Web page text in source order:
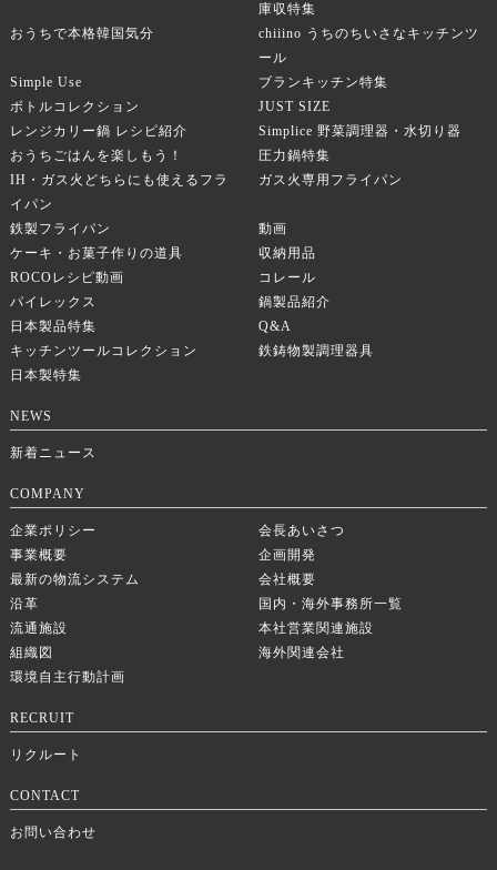
庫収特集
おうちで本格韓国気分
chiiino うちのちいさなキッチンツ
ール
Simple Use
ブランキッチン特集
ボトルコレクション
JUST SIZE
レンジカリー鍋 レシピ紹介
Simplice 野菜調理器・水切り器
おうちごはんを楽しもう！
圧力鍋特集
IH・ガス火どちらにも使えるフラ
イパン
ガス火専用フライパン
鉄製フライパン
動画
ケーキ・お菓子作りの道具
収納用品
ROCOレシピ動画
コレール
パイレックス
鍋製品紹介
日本製品特集
Q&A
キッチンツールコレクション
鉄鋳物製調理器具
日本製特集
NEWS
新着ニュース
COMPANY
企業ポリシー
会長あいさつ
事業概要
企画開発
最新の物流システム
会社概要
沿革
国内・海外事務所一覧
流通施設
本社営業関連施設
組織図
海外関連会社
環境自主行動計画
RECRUIT
リクルート
CONTACT
お問い合わせ